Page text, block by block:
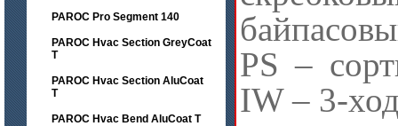
PAROC Pro Segment 140
PAROC Hvac Section GreyCoat
T
PAROC Hvac Section AluCoat
T
PAROC Hvac Bend AluCoat T
PS –
IW – 3-